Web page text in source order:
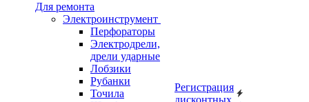
Для ремонта
Электроинструмент
Перфораторы
Электродрели,
дрели ударные
Лобзики
Рубанки
Точила
Регистрация
дисконтных